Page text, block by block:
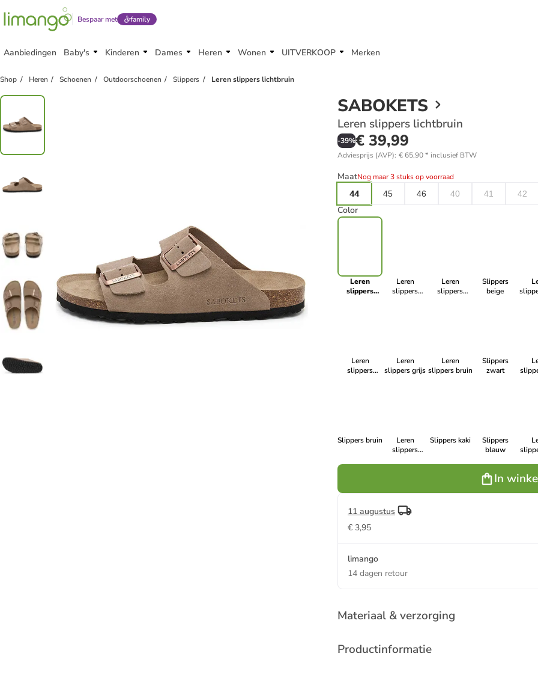
Bespaar met family
Aanbiedingen Baby's Kinderen Dames Heren Wonen UITVERKOOP Merken
Shop Heren Schoenen Outdoorschoenen Slippers Leren slippers lichtbruin
SABOKETS
Leren slippers lichtbruin
-39%€ 39,99
Adviesprijs (AVP): € 65,90* inclusief BTW
MaatNog maar 3 stuks op voorraad
44
45 46 40 41 42
Color
Leren
slippers
Leren
slippers
Leren
slippers
Slippers
beige
Leren
slippers
Leren
slippers grijs
Leren
slippers bruin
Slippers
zwart
Slippers bruin
Leren
slippers
Slippers kaki
Slippers
blauw
In
11 augustus
€ 3,95
limango
14 dagen retour
Materiaal & verzorging
Productinformatie